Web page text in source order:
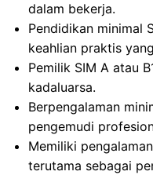
dalam bekerja.
Pendidikan minimal
keahlian praktis
Pemilik SIM A atau
kadaluarsa.
Berpengalaman
pengemudi
Memiliki
terutama sebagai